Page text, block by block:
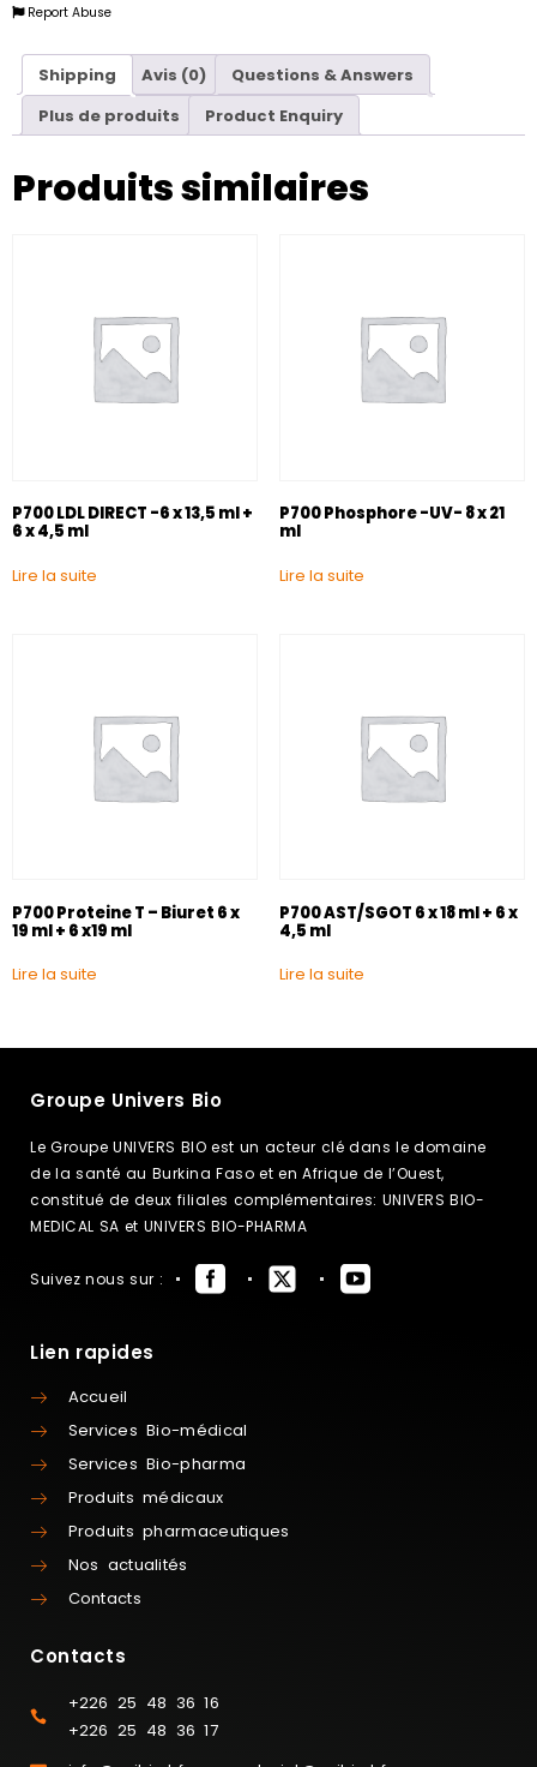
Report Abuse
Shipping Avis (0)
Questions & Answers
Plus de produits
Product Enquiry
Produits similaires
P700 LDL DIRECT -6 x 13,5 ml +
6 x 4,5 ml
Lire la suite
P700 Phosphore -UV- 8 x 21
ml
Lire la suite
P700 Proteine T – Biuret 6 x
19 ml + 6 x19 ml
Lire la suite
P700 AST/SGOT 6 x 18 ml + 6 x
4,5 ml
Lire la suite
Groupe Univers Bio
Le Groupe UNIVERS BIO est un acteur clé dans le domaine
de la santé au Burkina Faso et en Afrique de l’Ouest,
constitué de deux filiales complémentaires: UNIVERS BIO-
MEDICAL SA et UNIVERS BIO-PHARMA
Suivez nous sur :
Lien rapides
Accueil
Services Bio-médical
Services Bio-pharma
Produits médicaux
Produits pharmaceutiques
Nos actualités
Contacts
Contacts
+226 25 48 36 16
+226 25 48 36 17